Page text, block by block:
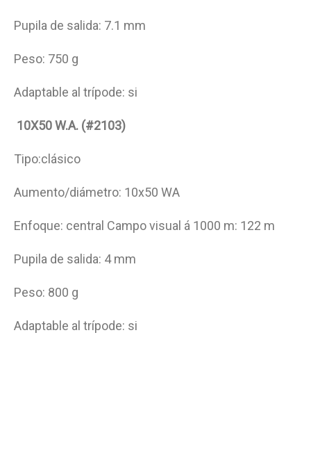
Pupila de salida: 7.1 mm
Peso: 750 g
Adaptable al trípode: si
10X50 W.A. (#2103)
Tipo:clásico
Aumento/diámetro: 10x50 WA
Enfoque: central Campo visual á 1000 m: 122 m
Pupila de salida: 4 mm
Peso: 800 g
Adaptable al trípode: si